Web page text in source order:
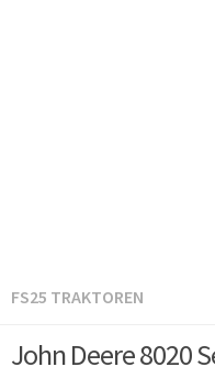
FS25 TRAKTOREN
John Deere 8020